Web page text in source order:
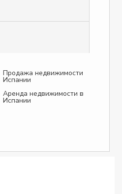
Продажа недвижимости
Испании
Аренда недвижимости в
Испании